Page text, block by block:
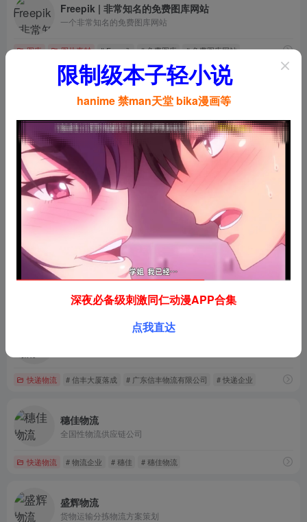
Freepik | 非常知名的免费图库网站
一个非常知名的免费图库网站
图库 图片素材 # Freepik # 免费图库 # 免费图库网站
Shutterstock | 创意项目的照片、矢量图和插图
创意项目的照片、矢量图和插图
图库 图标素材（素材资源） # Shutterstock # 免费无版权图库
爱快递
快递单号查询API接口
快递物流 # 快递查询 # 快递网点查询
同舟行物流
武汉网络物流快递公司
# 武汉仓储管理 # 武汉仓单质押金融服务 # 武汉同舟行物流
快递物流 # 信丰大厦落成 # 广东信丰物流有限公司 # 快递企业
穗佳物流
全国性物流供应链公司
快递物流 # 物流企业 # 穗佳 # 穗佳物流
盛辉物流
货物运输分拣物流方案策划
限制级本子轻小说
hanime 禁man天堂 bika漫画等
深夜必备级刺激同仁动漫APP合集
点我直达